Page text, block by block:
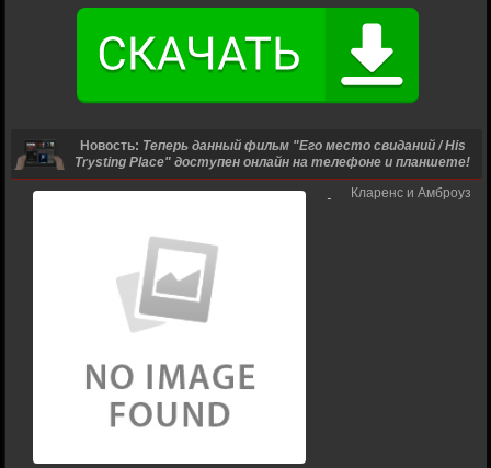
Новость: Теперь данный фильм "Его место свиданий / His
Trysting Place" доступен онлайн на телефоне и планшете!
Кларенс и Амброуз